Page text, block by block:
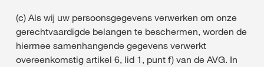
(c) Als wij uw persoonsgegevens verwerken om onze
gerechtvaardigde belangen te beschermen, worden de
hiermee samenhangende gegevens verwerkt
overeenkomstig artikel 6, lid 1, punt f) van de AVG. In